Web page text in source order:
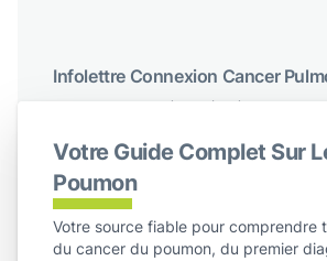
Votre Guide Complet Sur
Poumon
Votre source fiable pour comprendre
du cancer du poumon, du premier
Infolettre Connexion Cancer
Recevez des mises à jour régulières de Cancer
S'abonner
Suivez-nous sur les réseaux